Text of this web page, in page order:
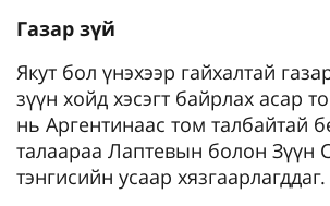
Газар зүй
Якут бол үнэхээр гайхалтай
зүүн хойд хэсэгт байрлах асар
нь Аргентинаас том талбайтай
талаараа Лаптевын болон Зүүн
тэнгисийн усаар хязгаарлагддаг.